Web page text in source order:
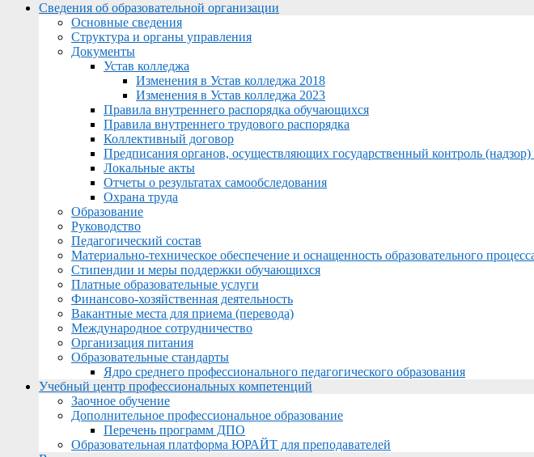
Menu
Сведения об образовательной организации
Основные сведения
Структура и органы управления
Документы
Устав колледжа
Изменения в Устав колледжа 2018
Изменения в Устав колледжа 2023
Правила внутреннего распорядка обучающихся
Правила внутреннего трудового распорядка
Коллективный договор
Предписания органов, осуществляющих государственный контроль
Локальные акты
Отчеты о результатах самообследования
Охрана труда
Образование
Руководство
Педагогический состав
Материально-техническое обеспечение и оснащенность образовательного
Стипендии и меры поддержки обучающихся
Платные образовательные услуги
Финансово-хозяйственная деятельность
Вакантные места для приема (перевода)
Международное сотрудничество
Организация питания
Образовательные стандарты
Ядро среднего профессионального педагогического образования
Учебный центр профессиональных компетенций
Заочное обучение
Дополнительное профессиональное образование
Перечень программ ДПО
Образовательная платформа ЮРАЙТ для преподавателей